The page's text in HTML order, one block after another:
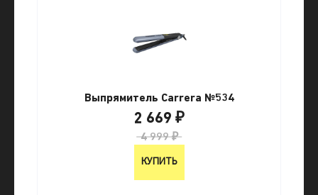
Выпрямитель Carrera №534
2 669 ₽
4 999 ₽
КУПИТЬ